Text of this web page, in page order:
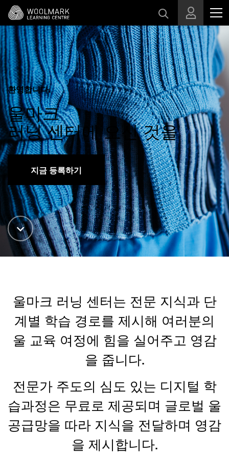
메인 콘텐츠로 건너뛰기
환영합니다.
울마크
러닝 센터에 오신 것을
지금 등록하기
울마크 러닝 센터는 전문 지식과 단
계별 학습 경로를 제시해 여러분의
울 교육 여정에 힘을 실어주고 영감
을 줍니다.
전문가 주도의 심도 있는 디지털 학
습과정은 무료로 제공되며 글로벌 울
공급망을 따라 지식을 전달하며 영감
을 제시합니다.